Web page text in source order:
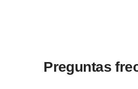
Preguntas